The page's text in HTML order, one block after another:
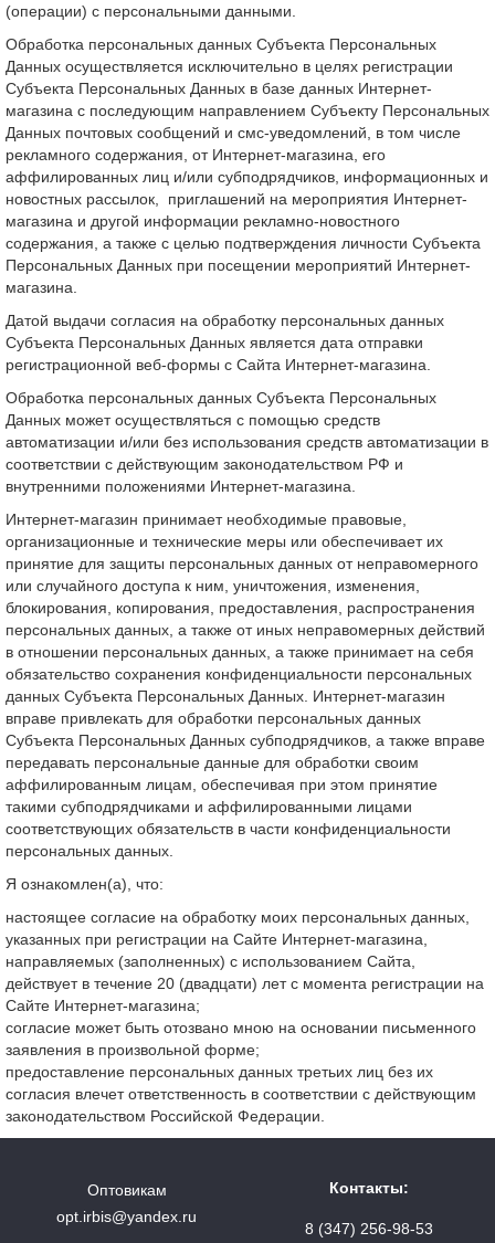
(операции) с персональными данными.
Обработка персональных данных Субъекта Персональных
Данных осуществляется исключительно в целях регистрации
Субъекта Персональных Данных в базе данных Интернет-
магазина с последующим направлением Субъекту Персональных
Данных почтовых сообщений и смс-уведомлений, в том числе
рекламного содержания, от Интернет-магазина, его
аффилированных лиц и/или субподрядчиков, информационных и
новостных рассылок, приглашений на мероприятия Интернет-
магазина и другой информации рекламно-новостного
содержания, а также с целью подтверждения личности Субъекта
Персональных Данных при посещении мероприятий Интернет-
магазина.
Датой выдачи согласия на обработку персональных данных
Субъекта Персональных Данных является дата отправки
регистрационной веб-формы с Сайта Интернет-магазина.
Обработка персональных данных Субъекта Персональных
Данных может осуществляться с помощью средств
автоматизации и/или без использования средств автоматизации в
соответствии с действующим законодательством РФ и
внутренними положениями Интернет-магазина.
Интернет-магазин принимает необходимые правовые,
организационные и технические меры или обеспечивает их
принятие для защиты персональных данных от неправомерного
или случайного доступа к ним, уничтожения, изменения,
блокирования, копирования, предоставления, распространения
персональных данных, а также от иных неправомерных действий
в отношении персональных данных, а также принимает на себя
обязательство сохранения конфиденциальности персональных
данных Субъекта Персональных Данных. Интернет-магазин
вправе привлекать для обработки персональных данных
Субъекта Персональных Данных субподрядчиков, а также вправе
передавать персональные данные для обработки своим
аффилированным лицам, обеспечивая при этом принятие
такими субподрядчиками и аффилированными лицами
соответствующих обязательств в части конфиденциальности
персональных данных.
Я ознакомлен(а), что:
настоящее согласие на обработку моих персональных данных,
указанных при регистрации на Сайте Интернет-магазина,
направляемых (заполненных) с использованием Cайта,
действует в течение 20 (двадцати) лет с момента регистрации на
Cайте Интернет-магазина;
согласие может быть отозвано мною на основании письменного
заявления в произвольной форме;
предоставление персональных данных третьих лиц без их
согласия влечет ответственность в соответствии с действующим
законодательством Российской Федерации.
Оптовикам
opt.irbis@yandex.ru
Контакты:
8 (347) 256-98-53